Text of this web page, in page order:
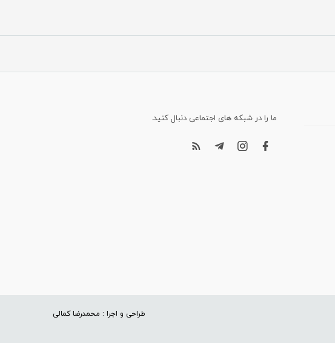
ما را در شبکه های اجتماعی دنبال کنید.
طراحی و اجرا : محمدرضا کمالی